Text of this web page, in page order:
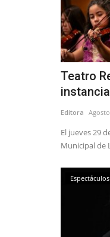
Teatro
Editora
El jueves 29
Municipal de
Espectáculos